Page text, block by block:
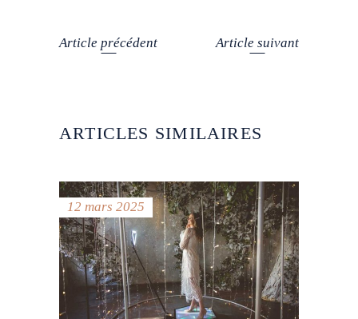
Article précédent Article suivant
ARTICLES SIMILAIRES
12 mars 2025